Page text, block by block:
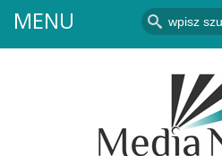
MENU